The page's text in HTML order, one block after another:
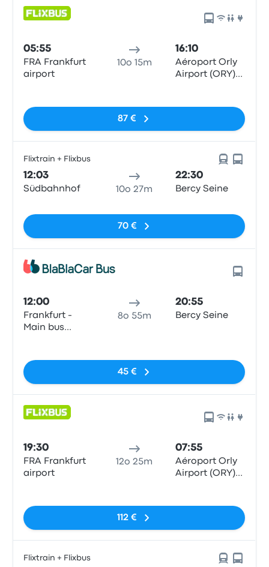
05:55
FRA Frankfurt
airport
10o 15m
16:10
Aéroport Orly
Airport (ORY)
87 €
Flixtrain + Flixbus
12:03
Südbahnhof 10o 27m
22:30
Bercy Seine
70 €
12:00
Frankfurt -
Main bus
8o 55m
20:55
Bercy Seine
45 €
19:30
FRA Frankfurt
airport
12o 25m
07:55
Aéroport Orly
Airport (ORY)
112 €
Flixtrain + Flixbus